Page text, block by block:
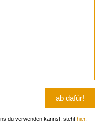
du verwenden kannst, steht hier.